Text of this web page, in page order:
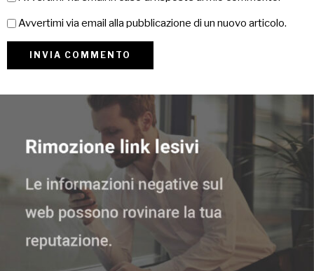
Avvertimi via email alla pubblicazione di un nuovo articolo.